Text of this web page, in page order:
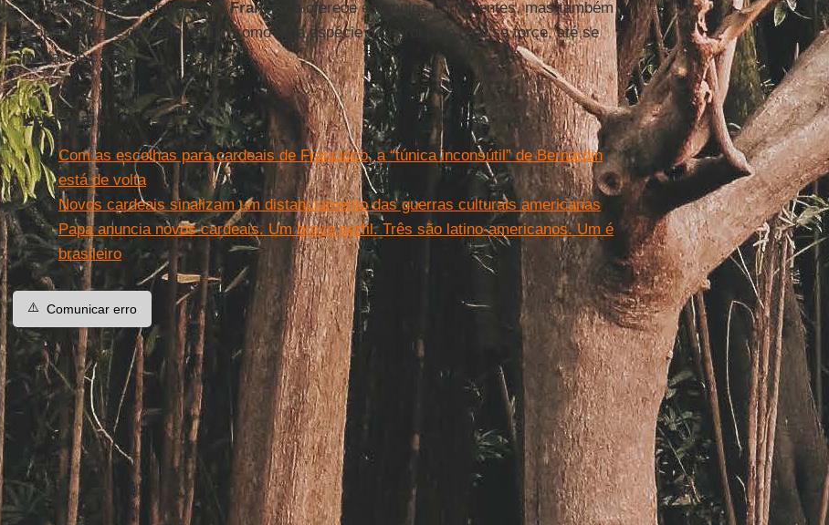
ao qual a carga evangélica deFrancisco oferece estímulos comoventes, mas também
a oportunidade de vê-lo na TV, como uma espécie de herói pelo qual se torce, até se
mudar de canal.
Leia mais:
Com as escolhas para cardeais de Francisco, a “túnica inconsútil” de Bernardin
está de volta
Novos cardeais sinalizam um distanciamento das guerras culturais americanas
Papa anuncia novos cardeais. Um breve perfil. Três são latino-americanos. Um é
brasileiro
⚠️ Comunicar erro